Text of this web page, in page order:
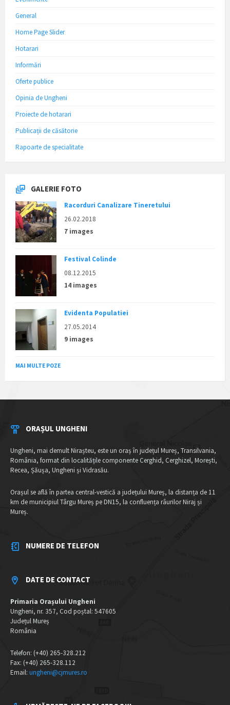
General
Home Page Slider
Hotarari
Informări
Oferte publice
Opinia de Ungheni
Proiecte de hotarari
Publicații de căsătorie
Rapoarte de specialitate
GALERIE FOTO
Racorduri Canalizare Tineretului
26.02.2018
7 images
Festival Colinde
08.12.2015
14 images
Evidenta Populatiei
27.05.2014
9 images
MAI MULTE POZE
ORAȘUL UNGHENI
Ungheni, mai demult Nirașteu, este un oraș în județul Mureș, Transilvania,
România, format din localitățile componente Cerghid, Cerghizel, Morești,
Recea, Șăușa, Ungheni și Vidrasău.
Orașul se află în partea central-vestică a județului Mureș, la distanța de 11
km de municipiul Târgu Mureș pe DN15, la confluența râurilor Niraj și
Mureș.
NUMERE DE TELEFON
DATE DE CONTACT
Primaria Orașului Ungheni
Ungheni, nr. 357, Cod poștal: 547605
Județul Mureș
România
Telefon: (+40) 265-328.212
Fax: (+40) 265-328.112
Email: ungheni@cjmures.ro